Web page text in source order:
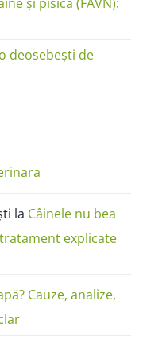
deosebești de
la Câinele nu bea
explicate
Cauze, analize,